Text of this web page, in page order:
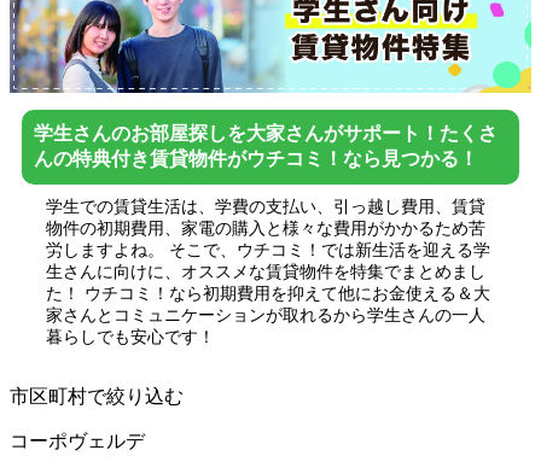
学生さんのお部屋探しを大家さんがサポート！たくさ
んの特典付き賃貸物件がウチコミ！なら見つかる！
学生での賃貸生活は、学費の支払い、引っ越し費用、賃貸
物件の初期費用、家電の購入と様々な費用がかかるため苦
労しますよね。 そこで、ウチコミ！では新生活を迎える学
生さんに向けに、オススメな賃貸物件を特集でまとめまし
た！ ウチコミ！なら初期費用を抑えて他にお金使える＆大
家さんとコミュニケーションが取れるから学生さんの一人
暮らしでも安心です！
市区町村で絞り込む
コーポヴェルデ